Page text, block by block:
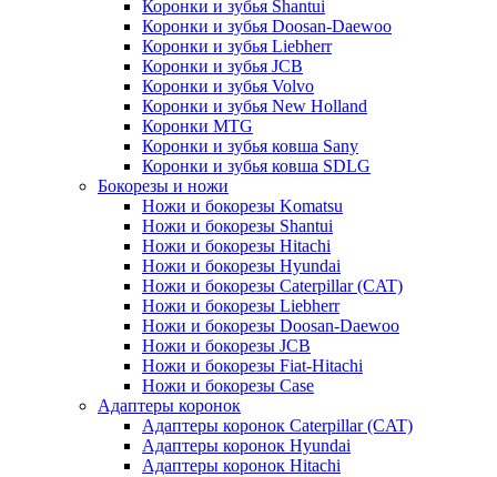
Коронки и зубья Shantui
Коронки и зубья Doosan-Daewoo
Коронки и зубья Liebherr
Коронки и зубья JCB
Коронки и зубья Volvo
Коронки и зубья New Holland
Коронки MTG
Коронки и зубья ковша Sany
Коронки и зубья ковша SDLG
Бокорезы и ножи
Ножи и бокорезы Komatsu
Ножи и бокорезы Shantui
Ножи и бокорезы Hitachi
Ножи и бокорезы Hyundai
Ножи и бокорезы Caterpillar (CAT)
Ножи и бокорезы Liebherr
Ножи и бокорезы Doosan-Daewoo
Ножи и бокорезы JCB
Ножи и бокорезы Fiat-Hitachi
Ножи и бокорезы Case
Адаптеры коронок
Адаптеры коронок Caterpillar (CAT)
Адаптеры коронок Hyundai
Адаптеры коронок Hitachi